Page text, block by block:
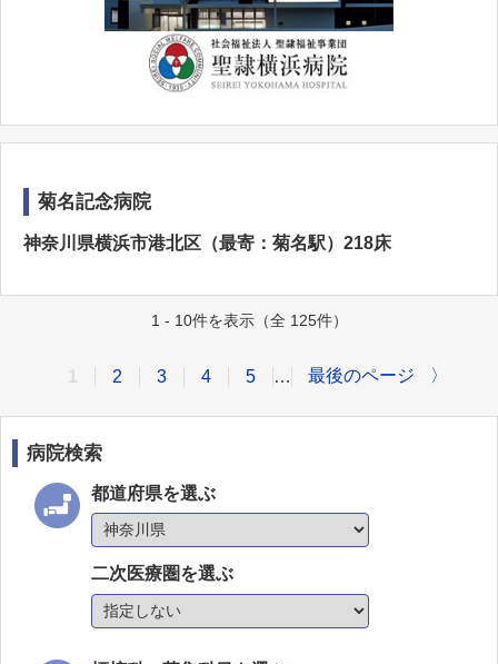
菊名記念病院
神奈川県横浜市港北区（最寄：菊名駅）218床
1 - 10件を表示（全 125件）
2 3 4 5 … 最後のページ 〉
病院検索
都道府県を選ぶ
二次医療圏を選ぶ